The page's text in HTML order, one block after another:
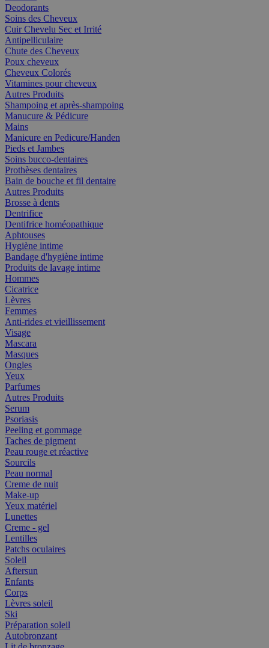
Deodorants
Soins des Cheveux
Cuir Chevelu Sec et Irrité
Antipelliculaire
Chute des Cheveux
Poux cheveux
Cheveux Colorés
Vitamines pour cheveux
Autres Produits
Shampoing et après-shampoing
Manucure & Pédicure
Mains
Manicure en Pedicure/Handen
Pieds et Jambes
Soins bucco-dentaires
Prothèses dentaires
Bain de bouche et fil dentaire
Autres Produits
Brosse à dents
Dentrifice
Dentifrice homéopathique
Aphtouses
Hygiène intime
Bandage d'hygiène intime
Produits de lavage intime
Hommes
Cicatrice
Lèvres
Femmes
Anti-rides et vieillissement
Visage
Mascara
Masques
Ongles
Yeux
Parfumes
Autres Produits
Serum
Psoriasis
Peeling et gommage
Taches de pigment
Peau rouge et réactive
Sourcils
Peau normal
Creme de nuit
Make-up
Yeux matériel
Lunettes
Creme - gel
Lentilles
Patchs oculaires
Soleil
Aftersun
Enfants
Corps
Lèvres soleil
Ski
Préparation soleil
Autobronzant